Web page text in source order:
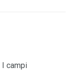
I campi